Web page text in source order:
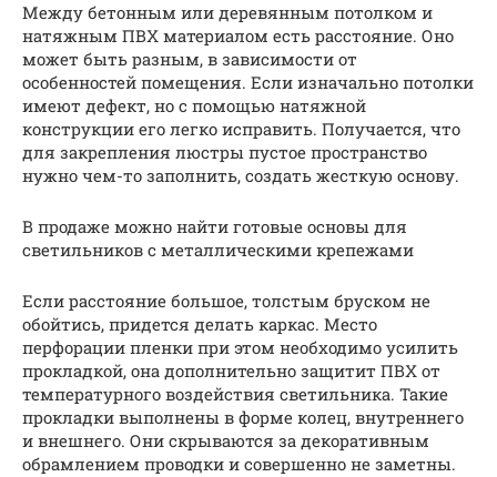
Между бетонным или деревянным потолком и
натяжным ПВХ материалом есть расстояние. Оно
может быть разным, в зависимости от
особенностей помещения. Если изначально потолки
имеют дефект, но с помощью натяжной
конструкции его легко исправить. Получается, что
для закрепления люстры пустое пространство
нужно чем-то заполнить, создать жесткую основу.
В продаже можно найти готовые основы для
светильников с металлическими крепежами
Если расстояние большое, толстым бруском не
обойтись, придется делать каркас. Место
перфорации пленки при этом необходимо усилить
прокладкой, она дополнительно защитит ПВХ от
температурного воздействия светильника. Такие
прокладки выполнены в форме колец, внутреннего
и внешнего. Они скрываются за декоративным
обрамлением проводки и совершенно не заметны.